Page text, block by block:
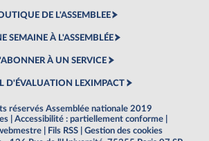
DE L'ASSEMBLEE
SEMAINE À L'ASSEMBLÉE
À UN SERVICE
D'ÉVALUATION LEXIMPACT
réservés Assemblée nationale 2019
Accessibilité : partiellement conforme
Fils RSS
Gestion des cookies